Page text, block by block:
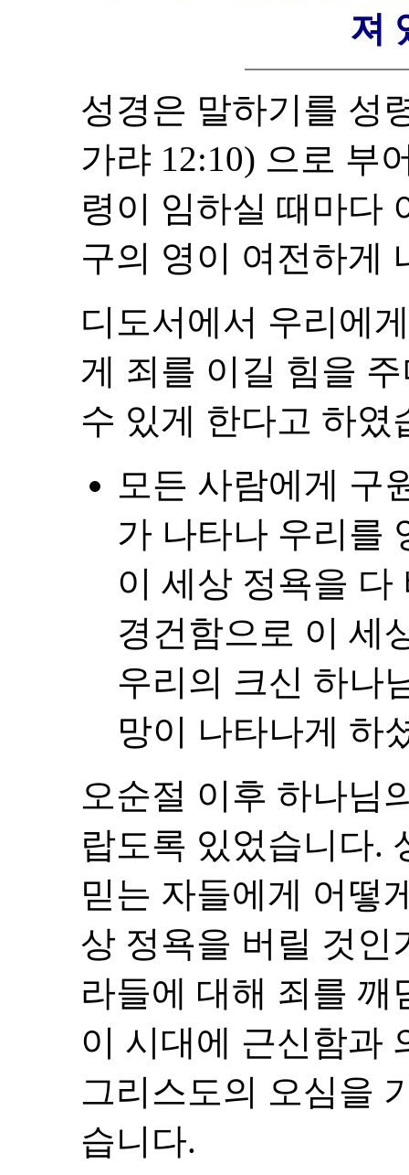
져
성경은 말하기를 성
가랴 12:10) 으로 부
령이 임하실 때마다
구의 영이 여전하게
디도서에서 우리에
게 죄를 이길 힘을
수 있게 한다고 하였
모든 사람에게 구
가 나타나 우리를
이 세상 정욕을
경건함으로 이 세
우리의 크신 하나
망이 나타나게 하
오순절 이후 하나님
랍도록 있었습니다.
믿는 자들에게 어떻
상 정욕을 버릴 것인
라들에 대해 죄를 깨
이 시대에 근신함과
그리스도의 오심을
습니다.